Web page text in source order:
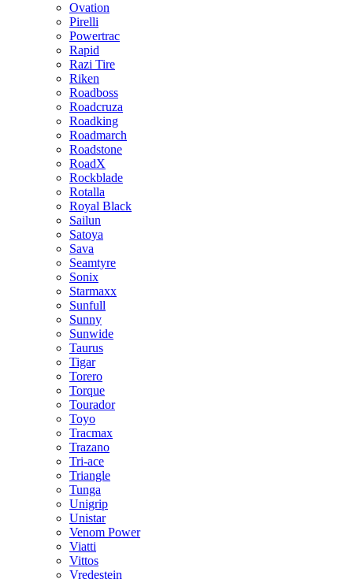
Ovation
Pirelli
Powertrac
Rapid
Razi Tire
Riken
Roadboss
Roadcruza
Roadking
Roadmarch
Roadstone
RoadX
Rockblade
Rotalla
Royal Black
Sailun
Satoya
Sava
Seamtyre
Sonix
Starmaxx
Sunfull
Sunny
Sunwide
Taurus
Tigar
Torero
Torque
Tourador
Toyo
Tracmax
Trazano
Tri-ace
Triangle
Tunga
Unigrip
Unistar
Venom Power
Viatti
Vittos
Vredestein